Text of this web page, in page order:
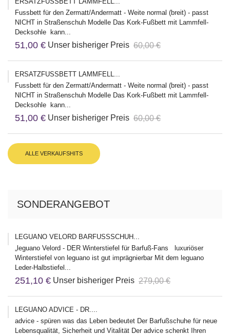
Fussbett für den Zermatt/Andermatt - Weite normal (breit) - passt
NICHT in Straßenschuh Modelle Das Kork-Fußbett mit Lammfell-
Decksohle kann...
51,00 € Unser bisheriger Preis 60,00 €
ERSATZFUSSBETT LAMMFELL...
Fussbett für den Zermatt/Andermatt - Weite normal (breit) - passt
NICHT in Straßenschuh Modelle Das Kork-Fußbett mit Lammfell-
Decksohle kann...
51,00 € Unser bisheriger Preis 60,00 €
ALLE VERKAUFSHITS
SONDERANGEBOT
LEGUANO VELORD BARFUSSSCHUH...
„leguano Velord - DER Winterstiefel für Barfuß-Fans luxuriöser
Winterstiefel von leguano ist gut imprägnierbar Mit dem leguano
Leder-Halbstiefel...
251,10 € Unser bisheriger Preis 279,00 €
LEGUANO ADVICE - DR....
advice - spüren was das Leben bedeutet Der Barfußschuhe für neue
Lebensqualität, Sicherheit und Vitalität Der advice schenkt Ihren